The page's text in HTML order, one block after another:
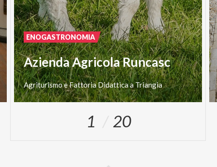
Azienda Agricola Runcasc
AgriturismoeFattoria DidatticaaTriangia
ENOGASTRONOMIA
1 20